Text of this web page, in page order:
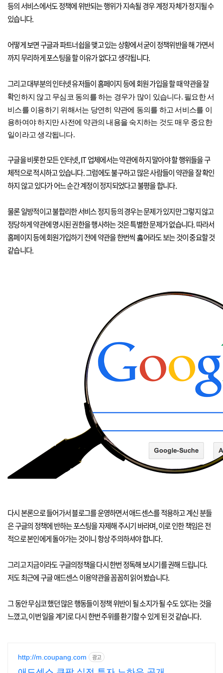
등의 서비스에서도 정책에 위반되는 행위가 지속될 경우 계정 자체가 정지될 수
있습니다.
어떻게 보면 구글과 파트너쉽을 맺고 있는 상황에서 굳이 정책위반을 해 가면서
까지 무리하게 포스팅을 할 이유가 없다고 생각됩니다.
그리고 대부분의 인터넷 유저들이 홈페이지 등에 회원 가입을 할 때 약관을 잘
확인하지 않고 무심코 동의를 하는 경우가 많이 있습니다. 필요한 서
비스를 이용하기 위해서는 당연히 약관에 동의를 하고 서비스를 이
용하여야 하지만 사전에 약관의 내용을 숙지하는 것도 매우 중요한
일이라고 생각됩니다.
구글을 비롯한 모든 인터넷, IT 업체에서는 약관에 하지 말아야 할 행위들을 구
체적으로 적시하고 있습니다. 그럼에도 불구하고 많은 사람들이 약관을 잘 확인
하지 않고 있다가 어느 순간 계정이 정지되었다고 불평을 합니다.
물론 일방적이고 불합리한 서비스 정지 등의 경우는 문제가 있지만 그렇지 않고
정당하게 약관에 명시된 권한을 행사하는 것은 특별한 문제가 없습니다. 따라서
홈페이지 등에 회원가입하기 전에 약관을 한번씩 훓어라도 보는 것이 중요할 것
같습니다.
다시 본론으로 들어가서 블로그를 운영하면서 애드센스를 적용하고 계신 분들
은 구글의 정책에 반하는 포스팅을 자제해 주시기 바라며, 이로 인한 책임은 전
적으로 본인에게 돌아가는 것이니 항상 주의하셔야 합니다.
그리고 지금이라도 구글의정책을 다시 한번 정독해 보시기를 권해 드립니다.
저도 최근에 구글 애드센스 이용약관을 꼼꼼히 읽어 봤습니다.
그 동안 무심코 했던 많은 행동들이 정책 위반이 될 소지가 될 수도 있다는 것을
느꼈고, 이번 일을 계기로 다시 한번 주위를 환기할 수 있게 된 것 같습니다.
http://m.coupang.com 광고